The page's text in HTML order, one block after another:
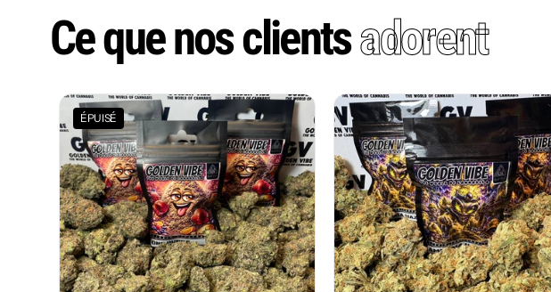
Ce que nos clientsadorent
ÉPUISÉ